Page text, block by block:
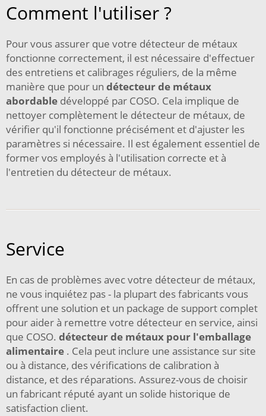
Comment l'utiliser ?
Pour vous assurer que votre détecteur de métaux
fonctionne correctement, il est nécessaire d'effectuer
des entretiens et calibrages réguliers, de la même
manière que pour un détecteur de métaux
abordable développé par COSO. Cela implique de
nettoyer complètement le détecteur de métaux, de
vérifier qu'il fonctionne précisément et d'ajuster les
paramètres si nécessaire. Il est également essentiel de
former vos employés à l'utilisation correcte et à
l'entretien du détecteur de métaux.
Service
En cas de problèmes avec votre détecteur de métaux,
ne vous inquiétez pas - la plupart des fabricants vous
offrent une solution et un package de support complet
pour aider à remettre votre détecteur en service, ainsi
que COSO. détecteur de métaux pour l'emballage
alimentaire . Cela peut inclure une assistance sur site
ou à distance, des vérifications de calibration à
distance, et des réparations. Assurez-vous de choisir
un fabricant réputé ayant un solide historique de
satisfaction client.